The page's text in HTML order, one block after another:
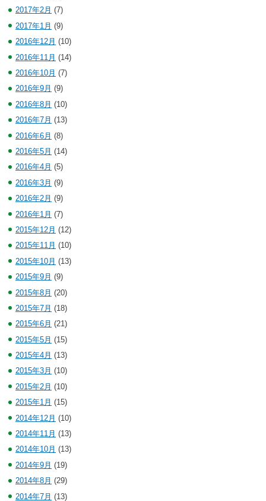
2017年2月 (7)
2017年1月 (9)
2016年12月 (10)
2016年11月 (14)
2016年10月 (7)
2016年9月 (9)
2016年8月 (10)
2016年7月 (13)
2016年6月 (8)
2016年5月 (14)
2016年4月 (5)
2016年3月 (9)
2016年2月 (9)
2016年1月 (7)
2015年12月 (12)
2015年11月 (10)
2015年10月 (13)
2015年9月 (9)
2015年8月 (20)
2015年7月 (18)
2015年6月 (21)
2015年5月 (15)
2015年4月 (13)
2015年3月 (10)
2015年2月 (10)
2015年1月 (15)
2014年12月 (10)
2014年11月 (13)
2014年10月 (13)
2014年9月 (19)
2014年8月 (29)
2014年7月 (13)